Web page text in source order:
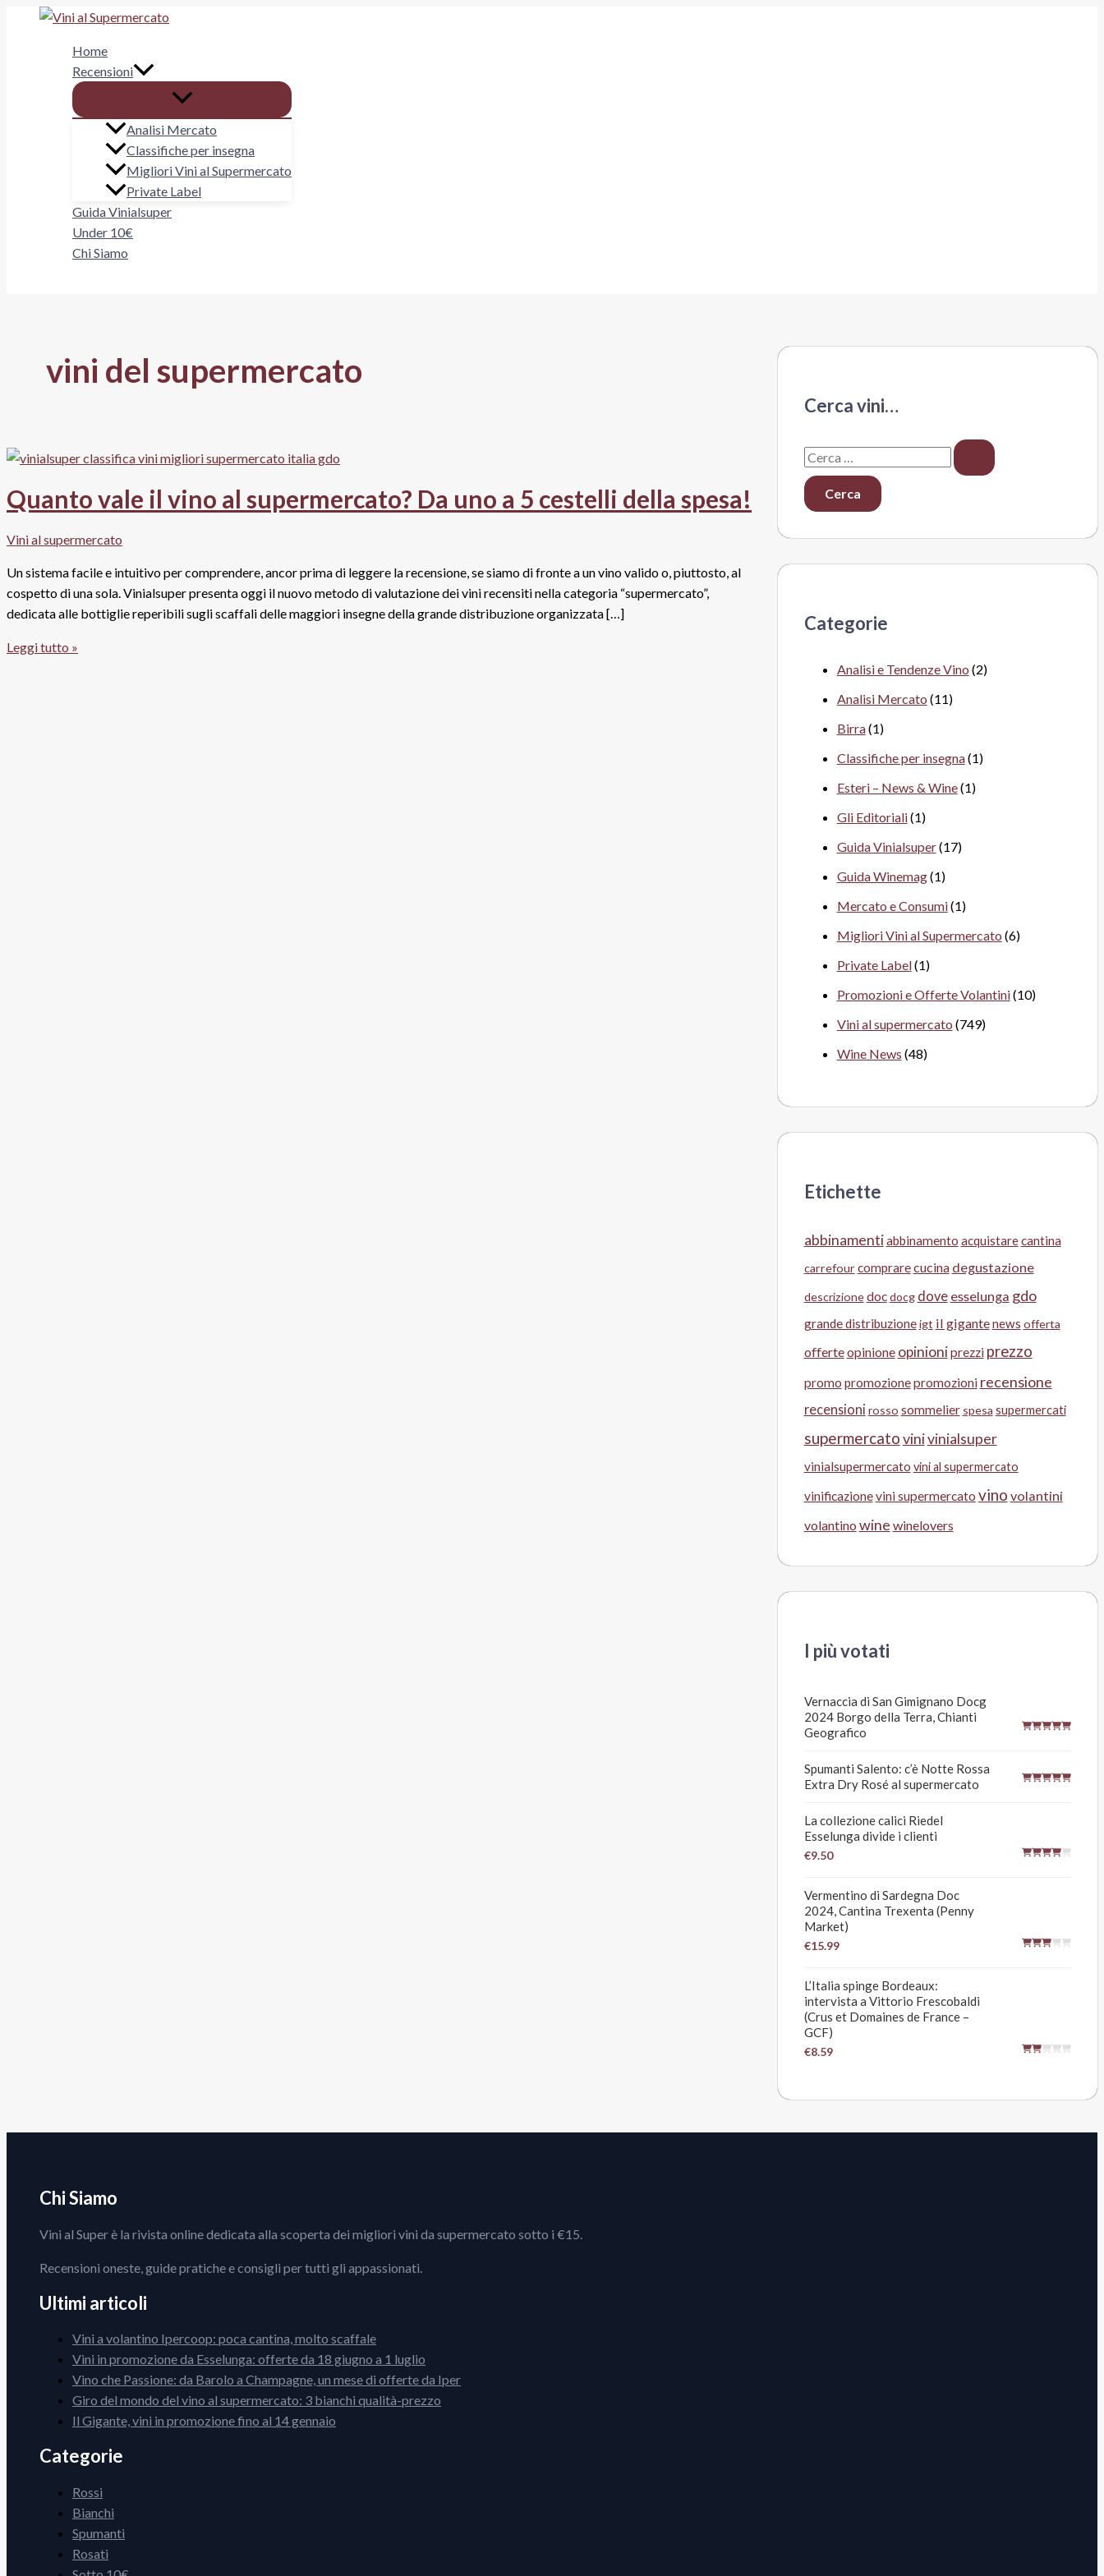
Home
Recensioni
Analisi Mercato
Classifiche per insegna
Migliori Vini al Supermercato
Private Label
Guida Vinialsuper
Under 10€
Chi Siamo
vini del supermercato
Quanto vale il vino al supermercato? Da uno a 5 cestelli della spesa!
Vini al supermercato
Un sistema facile e intuitivo per comprendere, ancor prima di leggere la recensione, se siamo di fronte a un vino valido o, piuttosto, al
cospetto di una sola. Vinialsuper presenta oggi il nuovo metodo di valutazione dei vini recensiti nella categoria “supermercato”,
dedicata alle bottiglie reperibili sugli scaffali delle maggiori insegne della grande distribuzione organizzata […]
Quanto
Leggi tutto »
Cerca vini…
C
e
r
Categorie
Analisi e Tendenze Vino (2)
Analisi Mercato (11)
Birra(1)
Classifiche per insegna(1)
Esteri – News & Wine(1)
Gli Editoriali(1)
Guida Vinialsuper(17)
Guida Winemag(1)
Mercato e Consumi(1)
Migliori Vini al Supermercato (6)
Private Label(1)
Promozioni e Offerte Volantini(10)
Vini al supermercato (749)
Wine News (48)
Etichette
abbinamentiabbinamento acquistarecantina
carrefour comprarecucina degustazione
descrizionedocdocg dove esselunga gdo
grande distribuzioneigt il gigantenews offerta
offerteopinione opinioniprezzi prezzo
promo promozionepromozioni recensione
recensioni rosso sommelier spesa supermercati
supermercatovinivinialsuper
vinialsupermercato vini al supermercato
vinificazionevini supermercato vino volantini
volantino wine winelovers
I più votati
Vernaccia di San Gimignano Docg
2024 Borgo della Terra, Chianti
Geografico
Spumanti Salento: c’è Notte Rossa
Extra Dry Rosé al supermercato
La collezione calici Riedel
Esselunga divide i clienti
€9.50
Vermentino di Sardegna Doc
2024, Cantina Trexenta (Penny
Market)
€15.99
L’Italia spinge Bordeaux:
intervista a Vittorio Frescobaldi
(Crus et Domaines de France –
GCF)
€8.59
Chi Siamo
Vini al Super è la rivista online dedicata alla scoperta dei migliori vini da supermercato sotto i €15.
Recensioni oneste, guide pratiche e consigli per tutti gli appassionati.
Ultimi articoli
Vini a volantino Ipercoop: poca cantina, molto scaffale
Vini in promozione da Esselunga: offerte da 18 giugno a 1 luglio
Vino che Passione: da Barolo a Champagne, un mese di offerte da Iper
Giro del mondo del vino al supermercato: 3 bianchi qualità-prezzo
Il Gigante, vini in promozione fino al 14 gennaio
Categorie
Rossi
Bianchi
Spumanti
Rosati